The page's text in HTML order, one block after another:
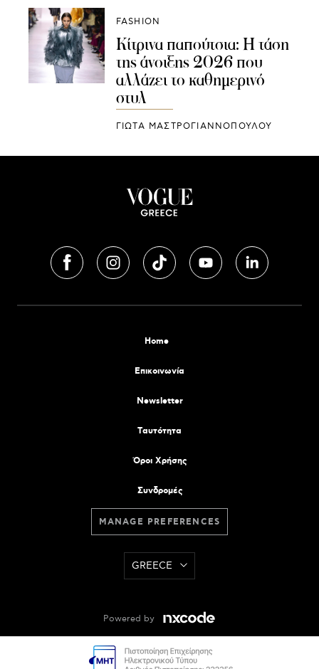
FASHION
Κίτρινα παπούτσια: Η τάση
της άνοιξης 2026 που
αλλάζει το καθημερινό
στυλ
ΓΙΩΤΑ ΜΑΣΤΡΟΓΙΑΝΝΟΠΟΥΛΟΥ
Home
Επικοινωνία
Newsletter
Tαυτότητα
Όροι Χρήσης
Συνδρομές
MANAGE PREFERENCES
GREECE
Powered by